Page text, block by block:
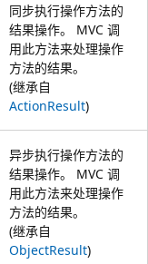
同步执行操作方法的
结果操作。 MVC 调
用此方法来处理操作
方法的结果。
(继承自
ActionResult)
异步执行操作方法的
结果操作。 MVC 调
用此方法来处理操作
方法的结果。
(继承自
ObjectResult)